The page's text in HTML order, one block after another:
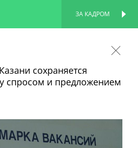
ЗА КАДРОМ
сохраняется
спросом и предложением
ПЕРСОНАЛЬНАЯ